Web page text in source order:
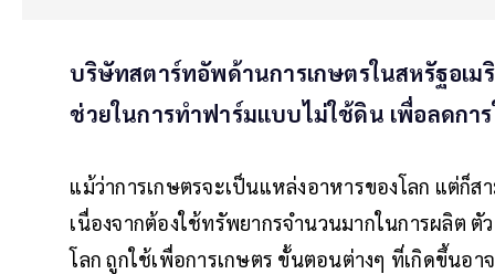
บริษัทสตาร์ทอัพด้านการเกษตรในสหรัฐอเ
ช่วยในการทำฟาร์มแบบไม่ใช้ดิน เพื่อลดกา
แม้ว่าการเกษตรจะเป็นแหล่งอาหารของโลก แต่ก็
เนื่องจากต้องใช้ทรัพยากรจำนวนมากในการผลิต
โลก ถูกใช้เพื่อการเกษตร ขั้นตอนต่างๆ ที่เกิดขึ้นอ